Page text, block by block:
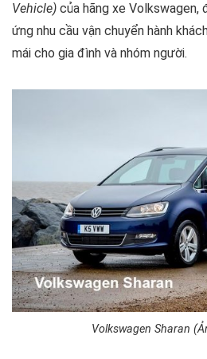
Vehicle) của hãng xe
ứng nhu cầu vận chuyển hành
mái cho gia đình và nhóm người.
Volkswagen Sharan